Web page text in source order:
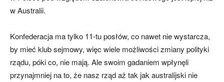
w Australii.
Konfederacja ma tylko 11-tu posłów, co nawet nie wystarcza,
by mieć klub sejmowy, więc wiele możliwości zmiany polityki
rządu, póki co, nie mają. Ale swoim gadaniem wpłynęli
przynajmniej na to, że nasz rząd aż tak jak australijski nie